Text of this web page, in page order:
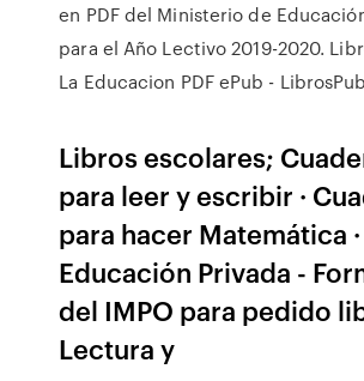
en PDF del Ministerio de
para el Año Lectivo 2019-2020.
La Educacion PDF ePub - LibrosPub
Libros escolares;
para leer y escribir ·
para hacer Matemática ·
Educación Privada -
del IMPO para pedido
Lectura y